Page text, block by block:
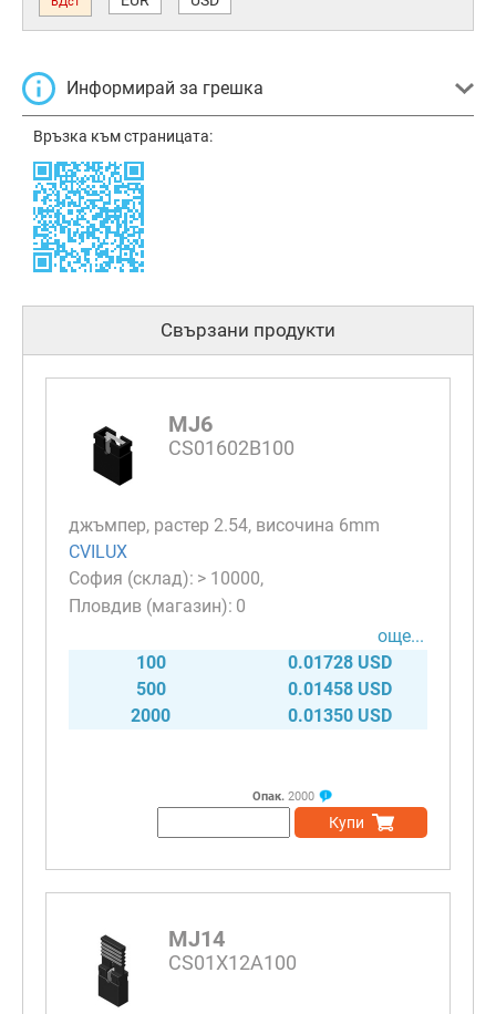
Информирай за грешка
Връзка към страницата:
Свързани продукти
MJ6
CS01602B100
джъмпер, растер 2.54, височина 6mm
CVILUX
> 10000
0
още...
100
0.01728 USD
500
0.01458 USD
2000
0.01350 USD
Опак. 2000
Купи
MJ14
CS01X12A100